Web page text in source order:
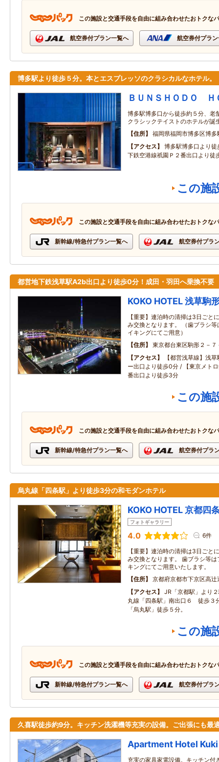
この施設と交通手段を自由に組み合わせたおトクな
航空券付プラン一覧へ 航空券付プラ
博多駅より徒歩５分。本とエスプレッソのクラシカルなホテル。
ＢＵＮＳＨＯＤＯ Ｈ
博多駅博多口から徒歩約５分、老
クラシックテイストのホテルが誕
住所
福岡県福岡市博多区博
アクセス
博多駅博多口より
下鉄空港線祇園Ｐ２番出口より徒
この施
この施設と交通手段を自由に組み合わせたおトクな
新幹線/特急付プラン一覧へ 航空券付プラ
都営地下鉄浅草駅A2b出口より徒歩0分！成田・羽田へ乗換不要
KOKO HOTEL 浅草駒
【重要】連泊時の清掃は3日ごと
み交換となります。 （歯ブラシ
イキングにてご用意）
住所
東京都台東区駒形２－７
アクセス
【都営浅草線】浅
ー出口より徒歩0分 / 【東京メト
番出口より徒歩3分
この施
この施設と交通手段を自由に組み合わせたおトクな
新幹線/特急付プラン一覧へ 航空券付プラ
烏丸線「四条駅」より徒歩3分の和モダンホテル
KOKO HOTEL 京都四
フォトギャラリー
4.0 6件
【重要】連泊時の清掃は3日ごと
み交換となります。 歯ブラシ等
キングにてご用意いたします。
住所
京都府京都市下京区高
アクセス
JR「京都駅」より
丸線「四条駅」南出口６ 徒歩３
「烏丸駅」徒歩５分。
この施
この施設と交通手段を自由に組み合わせたおトクな
新幹線/特急付プラン一覧へ 航空券付プラ
久喜駅徒歩約9分。キッチン洗濯機等充実の設備。ご出張にも最
Apartment Hotel Kuki
充実の家具家電設備。キッチン付